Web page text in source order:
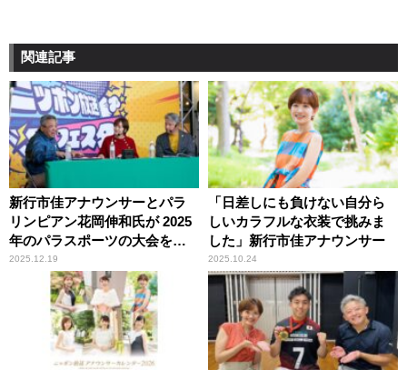
関連記事
新行市佳アナウンサーとパラ
リンピアン花岡伸和氏が 2025
年のパラスポーツの大会を振
り返り！ 『Road to Dream パ
ラアスリート』
2025.12.19
「日差しにも負けない自分ら
しいカラフルな衣装で挑みま
した」新行市佳アナウンサー
2025.10.24